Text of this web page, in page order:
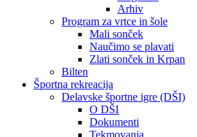
Arhiv
Program za vrtce in šole
Mali sonček
Naučimo se plavati
Zlati sonček in Krpan
Bilten
Športna rekreacija
Delavske športne igre (DŠI)
O DŠI
Dokumenti
Tekmovanja